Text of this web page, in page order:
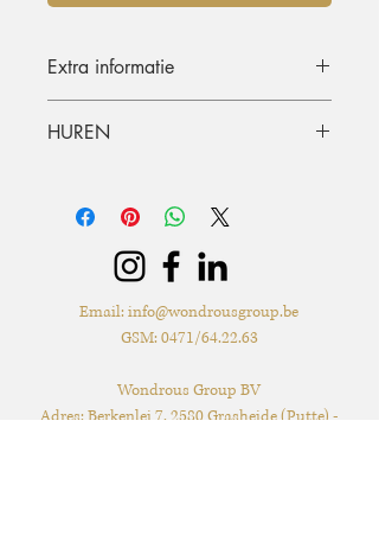
Extra informatie
HUREN
worden of geleverd worden. De
huurperiode is standaard 3 dagen (incl.
ophaling of levering) en terugkeer.
Graag langer dan 3 dagen huren? Dat
kan, mits beschikbaarheid, per extra dag
zal er 50% van de huurprijs worden
Extra voorwaarden, kunnen
teruggevonden worden in de offerte.
Email: info@wondrousgroup.be
GSM: 0471/64.22.63
Wondrous Group BV
Adres: Berkenlei 7, 2580 Grasheide (Putte) -